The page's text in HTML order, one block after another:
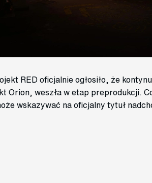
RED oficjalnie ogłosiło, że
Orion, weszła w etap preprodukcji.
wskazywać na oficjalny tytuł